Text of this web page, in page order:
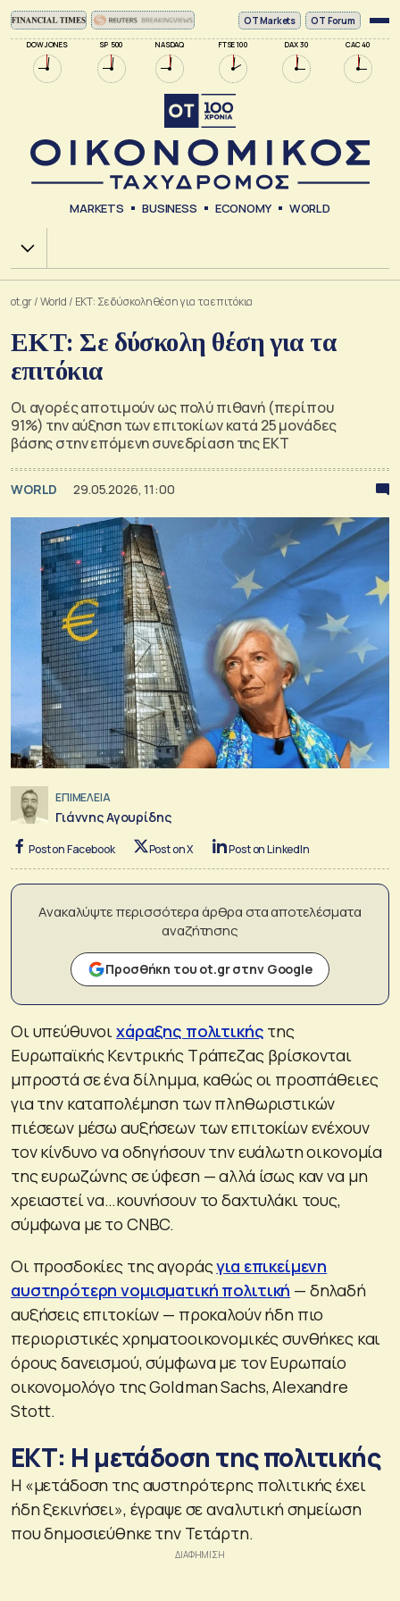
DOW JONES SP 500 NASDAQ FTSE 100 DAX 30 CAC 40
ΟΤ Markets OT Forum
MARKETS BUSINESS ECONOMY WORLD
Χ.Α.
ot.gr/World / ΕΚΤ: Σε δύσκολη θέση για τα επιτόκια
ΕΚΤ: Σε δύσκολη θέση για τα
επιτόκια
Οι αγορές αποτιμούν ως πολύ πιθανή (περίπου
91%) την αύξηση των επιτοκίων κατά 25 μονάδες
βάσης στην επόμενη συνεδρίαση της ΕΚΤ
WORLD 29.05.2026, 11:00
ΕΠΙΜΕΛΕΙΑ
Γιάννης Αγουρίδης
Post on Facebook Post on X Post on LinkedIn
Ανακαλύψτε περισσότερα άρθρα στα αποτελέσματα
αναζήτησης
Προσθήκη του ot.gr στην Google
Οι υπεύθυνοιχάραξης πολιτικής της
Ευρωπαϊκής Κεντρικής Τράπεζας βρίσκονται
μπροστά σε ένα δίλημμα, καθώς οι προσπάθειες
για την καταπολέμηση των πληθωριστικών
πιέσεων μέσω αυξήσεων των επιτοκίων ενέχουν
τον κίνδυνο να οδηγήσουν την ευάλωτη οικονομία
της ευρωζώνης σε ύφεση — αλλά ίσως καν να μη
χρειαστεί να…κουνήσουν το δαχτυλάκι τους,
σύμφωνα με το CNBC.
Οι προσδοκίες της αγοράςγια επικείμενη
αυστηρότερη νομισματική πολιτική — δηλαδή
αυξήσεις επιτοκίων — προκαλούν ήδη πιο
περιοριστικές χρηματοοικονομικές συνθήκες και
όρους δανεισμού, σύμφωνα με τον Ευρωπαίο
οικονομολόγο της Goldman Sachs, Alexandre
Stott.
ΕΚΤ: Η μετάδοση της πολιτικής
Η «μετάδοση της αυστηρότερης πολιτικής έχει
ήδη ξεκινήσει», έγραψε σε αναλυτική σημείωση
που δημοσιεύθηκε την Τετάρτη.